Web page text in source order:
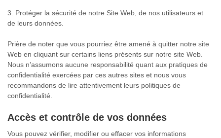
3. Protéger la sécurité de notre Site Web, de nos utilisateurs et
de leurs données.
Prière de noter que vous pourriez être amené à quitter notre site
Web en cliquant sur certains liens présents sur notre site Web.
Nous n’assumons aucune responsabilité quant aux pratiques de
confidentialité exercées par ces autres sites et nous vous
recommandons de lire attentivement leurs politiques de
confidentialité.
Accès et contrôle de vos données
Vous pouvez vérifier, modifier ou effacer vos informations